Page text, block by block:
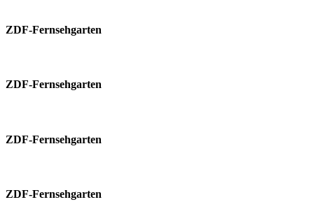
ZDF-Fernsehgarten
ZDF-Fernsehgarten
ZDF-Fernsehgarten
ZDF-Fernsehgarten